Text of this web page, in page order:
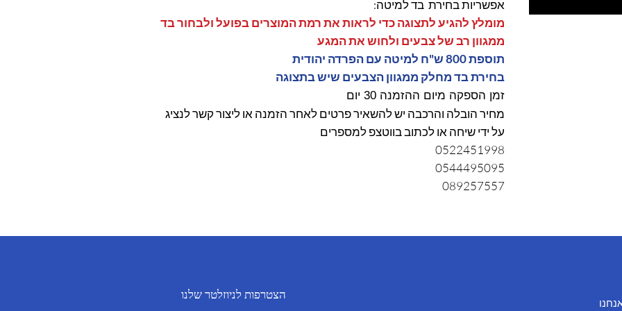
אפשריות בחירת בד למיטה:
מומלץ להגיע לתצוגה כדי לראות את רמת המוצרים בפועל ולבחור בד
ממגוון רב של צבעים ולחוש את המגע
תוספת 800 ש"ח למיטה עם הפרדה יהודית
בחירת בד מחלק ממגוון הצבעים שיש בתצוגה
זמן הספקה מיום ההזמנה 30 יום
מחיר הובלה והרכבה יש להשאיר פרטים לאחר הזמנה או ליצור קשר לנציג
על ידי שיחה או לכתוב בווטצפ למספרים
0522451998
0544495095
089257557